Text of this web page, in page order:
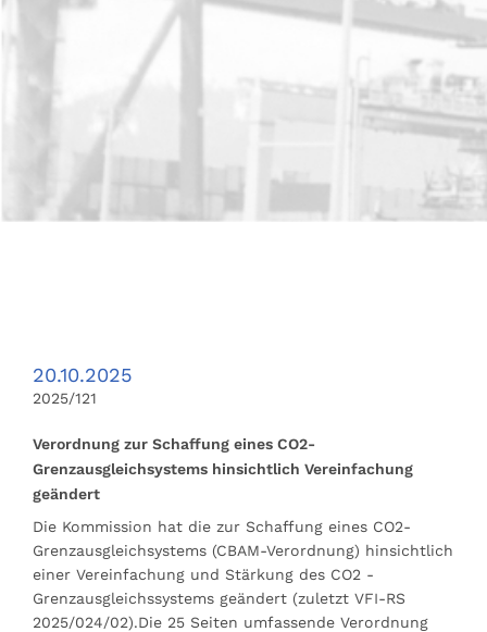
20.10.2025
2025/121
Verordnung zur Schaffung eines CO2-
Grenzausgleichsystems hinsichtlich Vereinfachung
geändert
Die Kommission hat die zur Schaffung eines CO2-
Grenzausgleichsystems (CBAM-Verordnung) hinsichtlich
einer Vereinfachung und Stärkung des CO2 -
Grenzausgleichssystems geändert (zuletzt VFI-RS
2025/024/02).Die 25 Seiten umfassende Verordnung